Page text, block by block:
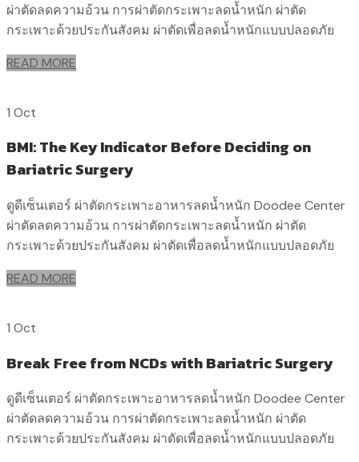
ผ่าตัดลดความอ้วน การผ่าตัดกระเพาะลดน้ำหนัก ผ่าตัด
กระเพาะด้วยประกันสังคม ผ่าตัดเพื่อลดน้ำหนักแบบปลอดภัย
READ MORE
1 Oct
BMI: The Key Indicator Before Deciding on
Bariatric Surgery
ดูดีเซ็นเตอร์ ผ่าตัดกระเพาะอาหารลดน้ำหนัก Doodee Center
ผ่าตัดลดความอ้วน การผ่าตัดกระเพาะลดน้ำหนัก ผ่าตัด
กระเพาะด้วยประกันสังคม ผ่าตัดเพื่อลดน้ำหนักแบบปลอดภัย
READ MORE
1 Oct
Break Free from NCDs with Bariatric Surgery
ดูดีเซ็นเตอร์ ผ่าตัดกระเพาะอาหารลดน้ำหนัก Doodee Center
ผ่าตัดลดความอ้วน การผ่าตัดกระเพาะลดน้ำหนัก ผ่าตัด
กระเพาะด้วยประกันสังคม ผ่าตัดเพื่อลดน้ำหนักแบบปลอดภัย